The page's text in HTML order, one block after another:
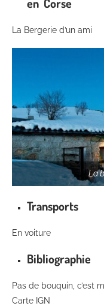
en Corse
La Bergerie d’un ami
La
Transports
En voiture
Bibliographie
Pas de bouquin, c’est
Carte IGN